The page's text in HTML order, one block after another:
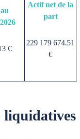
€
Actif net de la
part
229 179 674.51
€
liquidatives